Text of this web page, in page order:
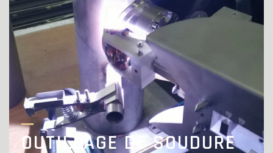
OUTILLAGE DE SOUDURE